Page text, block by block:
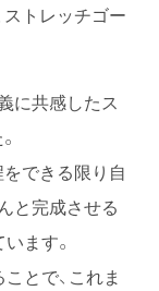
トレッチゴー
に共感したス
できる限り自
と完成させる
ます。
とで、これま